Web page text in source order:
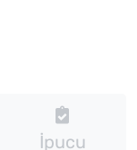
İpucu